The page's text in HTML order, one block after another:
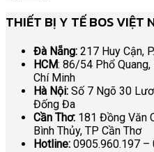
THIẾT BỊ Y TẾ BOS VIỆT
Đà Nẵng: 217 Huy Cận,
HCM: 86/54 Phổ Quang,
Chí Minh
Hà Nội: Số 7 Ngõ 30
Đống Đa
Cần Thơ: 181 Đồng Văn
Bình Thủy, TP Cần Thơ
Hotline: 0905.960.197 –